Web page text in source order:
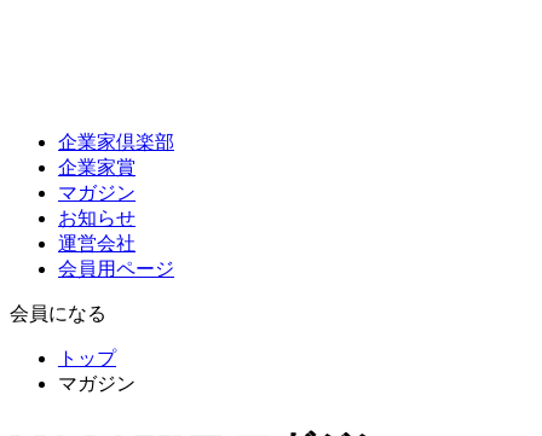
企業家倶楽部
企業家賞
マガジン
お知らせ
運営会社
会員用ページ
会員になる
トップ
マガジン